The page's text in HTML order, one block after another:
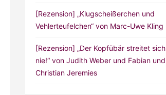
[Rezension] „Klugscheißerchen und
Vehlerteufelchen“ von Marc-Uwe Kling
[Rezension] „Der Kopfübär streitet sich
nie!“ von Judith Weber und Fabian und
Christian Jeremies